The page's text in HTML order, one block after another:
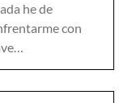
he de
con